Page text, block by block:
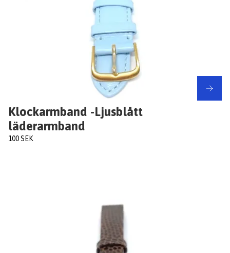
Klockarmband -Ljusblått
läderarmband
100 SEK